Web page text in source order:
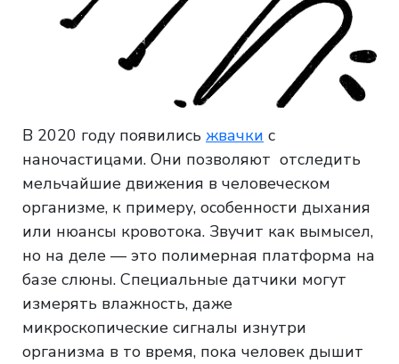
В 2020 году появились жвачки с
наночастицами. Они позволяют отследить
мельчайшие движения в человеческом
организме, к примеру, особенности дыхания
или нюансы кровотока. Звучит как вымысел,
но на деле — это полимерная платформа на
базе слюны. Специальные датчики могут
измерять влажность, даже
микроскопические сигналы изнутри
организма в то время, пока человек дышит